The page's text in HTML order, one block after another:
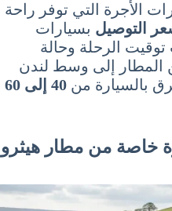
الأجرة التي توفر راحة
التوصيل بسيارات
الرحلة وحالة
المطار إلى وسط لندن
بالسيارة من
40 إلى 60
خاصة من مطار هيثرو